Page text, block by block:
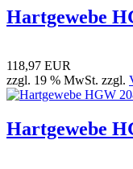
Hartgewebe
118,97 EUR
zzgl. 19 % MwSt. zzgl.
Hartgewebe